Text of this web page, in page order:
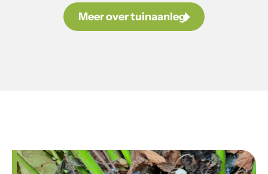
Meer over tuinaanleg